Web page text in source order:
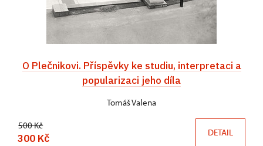
O Plečnikovi. Příspěvky ke studiu, interpretaci a
popularizaci jeho díla
Tomáš Valena
500 Kč
300 Kč DETAIL